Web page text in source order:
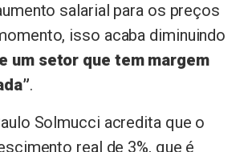
salarial para os preços
isso acaba diminuindo
um setor que tem margem
.
Solmucci acredita que o
real de 3%, que é